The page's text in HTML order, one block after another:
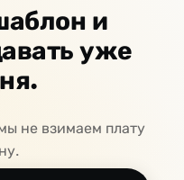
и
уже
не взимаем плату